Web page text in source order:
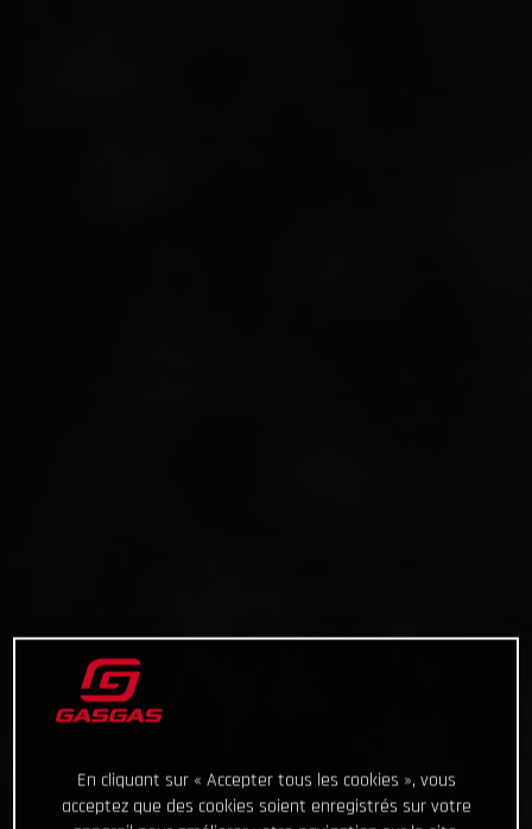
En cliquant sur « Accepter tous les cookies », vous
acceptez que des cookies soient enregistrés sur votre